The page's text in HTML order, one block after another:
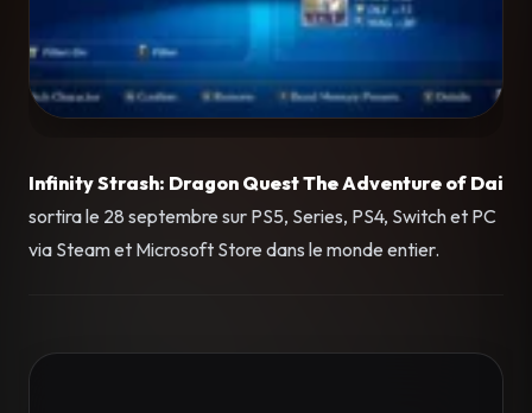
Infinity Strash: Dragon Quest The Adventure of Dai
sortira le 28 septembre sur PS5, Series, PS4, Switch et PC
via Steam et Microsoft Store dans le monde entier.